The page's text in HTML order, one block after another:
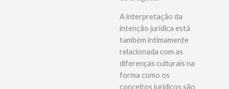
de chegada.
A interpretação da
intenção jurídica está
também intimamente
relacionada com as
diferenças culturais na